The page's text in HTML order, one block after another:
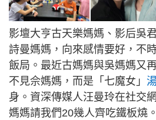
影壇大亨古天樂媽媽、影后吳
詩曼媽媽，向來感情要好，不
飯局。最近古媽媽與吳媽媽又
不見佘媽媽，而是「七魔女」
身。資深傳媒人汪曼玲在社交
媽媽請我們20幾人齊吃鐵板燒